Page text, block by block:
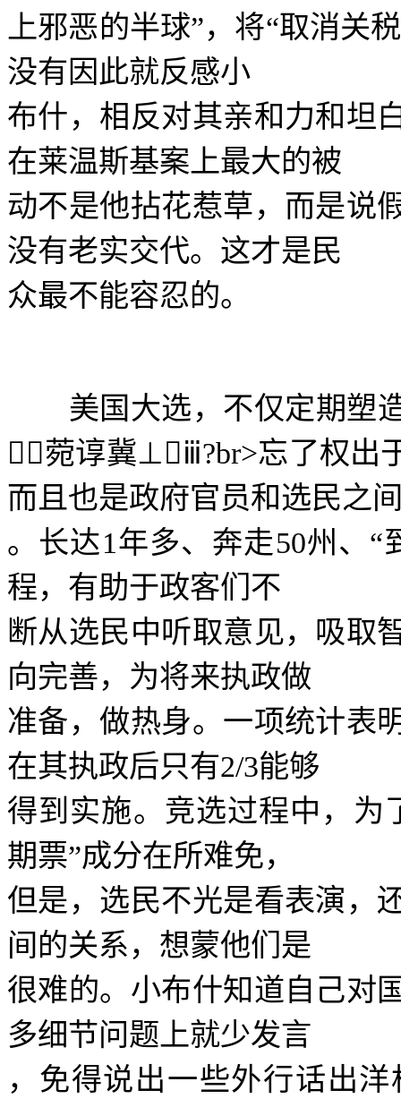
上邪恶的半球”，将“取消关
没有因此就反感小
布什，相反对其亲和力和坦
在莱温斯基案上最大的被
动不是他拈花惹草，而是说
没有老实交代。这才是民
众最不能容忍的。
美国大选，不仅定期塑造
菀谆冀⊥ⅲ?br>忘了权出
而且也是政府官员和选民之
。长达1年多、奔走50州、 “
程，有助于政客们不
断从选民中听取意见，吸取
向完善，为将来执政做
准备，做热身。一项统计表
在其执政后只有2/3能够
得到实施。竞选过程中，为
期票”成分在所难免，
但是，选民不光是看表演，
间的关系，想蒙他们是
很难的。小布什知道自己对
多细节问题上就少发言
，免得说出一些外行话出